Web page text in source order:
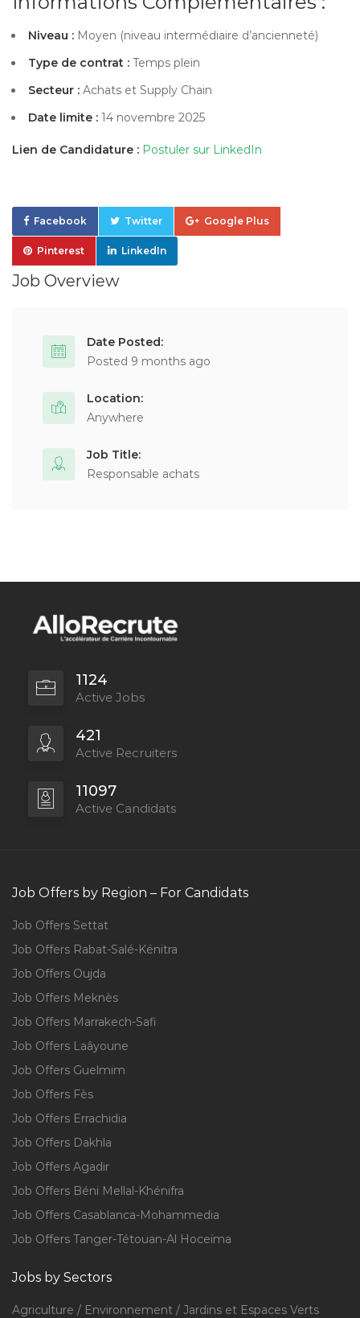
Niveau : Moyen (niveau intermédiaire d’ancienneté)
Type de contrat : Temps plein
Secteur : Achats et Supply Chain
Date limite : 14 novembre 2025
Lien de Candidature : Postuler sur LinkedIn
Facebook Twitter Google Plus
Pinterest LinkedIn
Job Overview
Date Posted:
Posted 9 months ago
Location:
Anywhere
Job Title:
Responsable achats
1124
Active Jobs
421
Active Recruiters
11097
Active Candidats
Job Offers by Region – For Candidats
Job Offers Settat
Job Offers Rabat-Salé-Kénitra
Job Offers Oujda
Job Offers Meknès
Job Offers Marrakech-Safi
Job Offers Laâyoune
Job Offers Guelmim
Job Offers Fès
Job Offers Errachidia
Job Offers Dakhla
Job Offers Agadir
Job Offers Béni Mellal-Khénifra
Job Offers Casablanca-Mohammedia
Job Offers Tanger-Tétouan-Al Hoceïma
Jobs by Sectors
Agriculture / Environnement / Jardins et Espaces Verts